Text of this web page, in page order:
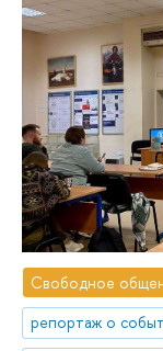
Свободное
репортаж о